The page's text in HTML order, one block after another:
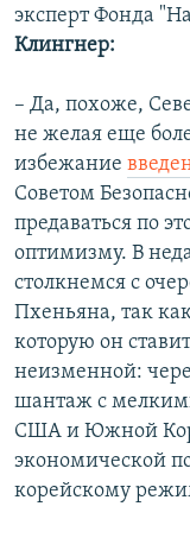
эксперт Фонда
Клингнер:
– Да, похоже,
не желая еще
избежание
Советом
предаваться по
оптимизму. В
столкнемся с
Пхеньяна, так
которую он
неизменной:
шантаж с
США и Южной
экономической
корейскому